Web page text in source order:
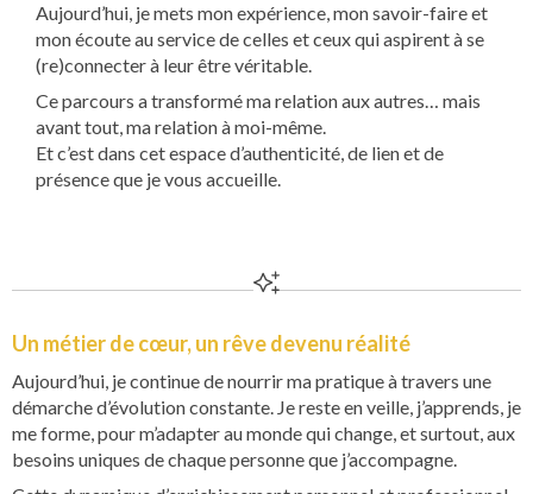
Aujourd’hui, je mets mon expérience, mon savoir-faire et
mon écoute au service de celles et ceux qui aspirent à se
(re)connecter à leur être véritable.
Ce parcours a transformé ma relation aux autres… mais
avant tout, ma relation à moi-même.
Et c’est dans cet espace d’authenticité, de lien et de
présence que je vous accueille.
Un métier de cœur, un rêve devenu réalité
Aujourd’hui, je continue de nourrir ma pratique à travers une
démarche d’évolution constante. Je reste en veille, j’apprends, je
me forme, pour m’adapter au monde qui change, et surtout, aux
besoins uniques de chaque personne que j’accompagne.